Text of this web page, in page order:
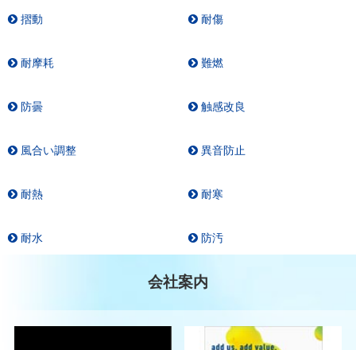
摺動 耐傷
耐摩耗 難燃
防曇 触感改良
風合い調整 異音防止
耐熱 耐寒
耐水 防汚
会社案内